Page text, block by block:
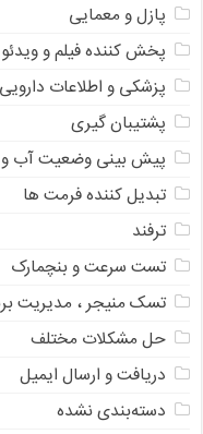
پازل و معمایی
پخش کننده فیلم و ویدئو
پزشکی و اطلاعات دارویی
پشتیبان گیری
پیش بینی وضعیت آب و
تبدیل کننده فرمت ها
ترفند
تست سرعت و بنچمارک
تسک منیجر ، مدیریت
حل مشکلات مختلف
دریافت و ارسال ایمیل
دسته‌بندی نشده